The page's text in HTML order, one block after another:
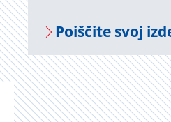
Po­i­šči­te svoj